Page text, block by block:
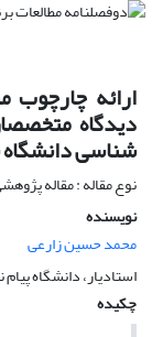
ارائه چارچوب
دیدگاه
شناسی
نوع مقاله : مقاله
نویسنده
محمد حسین زارعی
استادیار، دانشگاه
چکیده